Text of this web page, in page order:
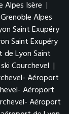
Alpes Isère |
Alpes
Saint Exupéry
Saint Exupéry
de Lyon Saint
Courchevel |
Aéroport
Aéroport
Aéroport